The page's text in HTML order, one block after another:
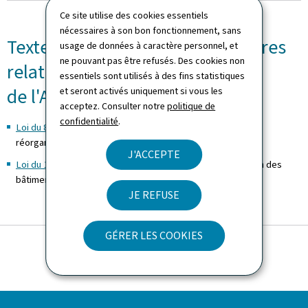
Ce site utilise des cookies essentiels
nécessaires à son bon fonctionnement, sans
usage de données à caractère personnel, et
ne pouvant pas être refusés. Des cookies non
essentiels sont utilisés à des fins statistiques
et seront activés uniquement si vous les
acceptez. Consulter notrepolitique de
confidentialité.
J'ACCEPTE
JE REFUSE
GÉRER LES COOKIES
Textes législatifs et réglementaires
relatifs aux missions
de l'Administration
Loi du 8 mars 2017modifiant la loi du 15 juin 2004 portant
réorganisation de l’Administration des bâtiments publics
Loi du 15 juin 2004
portant réorganisation de l'Administration des
bâtiments publics